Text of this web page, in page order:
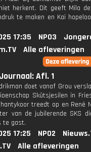
herkent. Dit geeft Mila
te maken en Kai
17:35 NPO3
Alle afleveringen
Afl. 1
doet vanaf Grou
Skûtsjesilen in
treedt op en René
van de jubilerende SKS
te gast.
17:25 NPO2
Alle afleveringen